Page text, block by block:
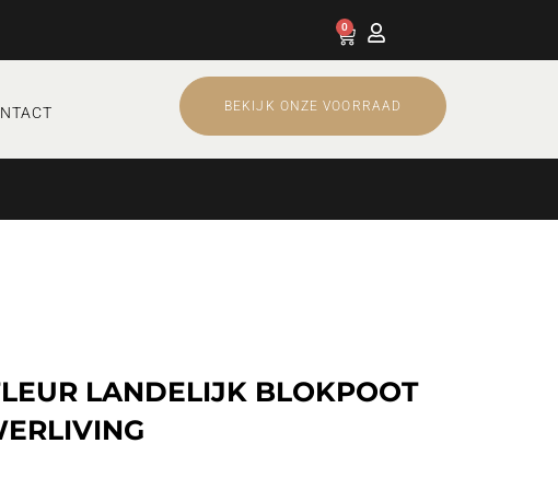
0
Cart
BEKIJK ONZE VOORRAAD
LANDELIJK BLOKPOOT